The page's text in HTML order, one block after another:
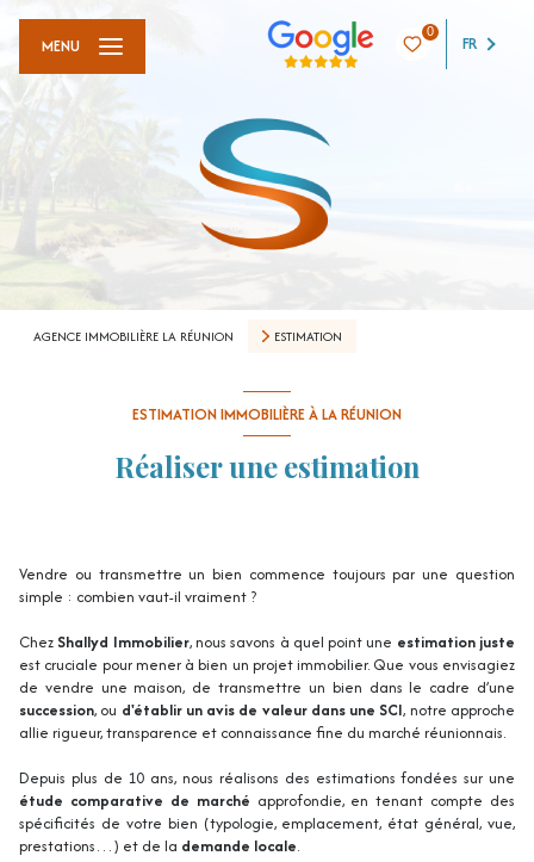
0
FR
MENU
AGENCE IMMOBILIÈRE LA RÉUNION ESTIMATION
ESTIMATION IMMOBILIÈRE À LA RÉUNION
Réaliser une estimation
Vendre ou transmettre un bien commence toujours par une question
simple : combien vaut-il vraiment ?
Chez Shallyd Immobilier, nous savons à quel point une estimation juste
est cruciale pour mener à bien un projet immobilier. Que vous envisagiez
de vendre une maison, de transmettre un bien dans le cadre d’une
succession, ou d'établir un avis de valeur dans une SCI, notre approche
allie rigueur, transparence et connaissance fine du marché réunionnais.
Depuis plus de 10 ans, nous réalisons des estimations fondées sur une
étude comparative de marché approfondie, en tenant compte des
spécificités de votre bien (typologie, emplacement, état général, vue,
prestations…) et de la demande locale.